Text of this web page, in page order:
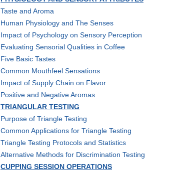
Taste and Aroma
Human Physiology and The Senses
Impact of Psychology on Sensory Perception
Evaluating Sensorial Qualities in Coffee
Five Basic Tastes
Common Mouthfeel Sensations
Impact of Supply Chain on Flavor
Positive and Negative Aromas
TRIANGULAR TESTING
Purpose of Triangle Testing
Common Applications for Triangle Testing
Triangle Testing Protocols and Statistics
Alternative Methods for Discrimination Testing
CUPPING SESSION OPERATIONS